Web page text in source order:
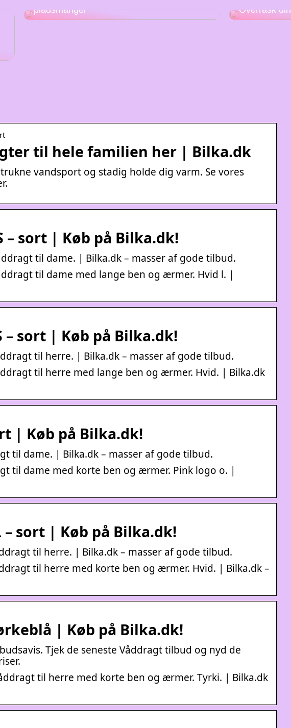
pladsmangel
Overrask
til hele familien her | Bilka.dk
vandsport og stadig holde dig varm. Se vores
– sort | Køb på Bilka.dk!
til dame. | Bilka.dk – masser af gode tilbud.
til dame med lange ben og ærmer. Hvid l. |
– sort | Køb på Bilka.dk!
til herre. | Bilka.dk – masser af gode tilbud.
til herre med lange ben og ærmer. Hvid. | Bilka.dk
| Køb på Bilka.dk!
til dame. | Bilka.dk – masser af gode tilbud.
til dame med korte ben og ærmer. Pink logo o. |
sort | Køb på Bilka.dk!
til herre. | Bilka.dk – masser af gode tilbud.
til herre med korte ben og ærmer. Hvid. | Bilka.dk –
| Køb på Bilka.dk!
Tjek de seneste Våddragt tilbud og nyd de
til herre med korte ben og ærmer. Tyrki. | Bilka.dk